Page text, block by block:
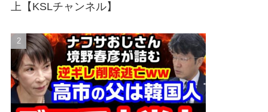
上【KSLチャンネル】